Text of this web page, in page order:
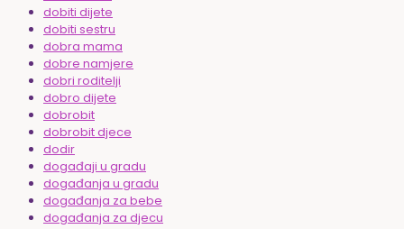
dobiti dijete
dobiti sestru
dobra mama
dobre namjere
dobri roditelji
dobro dijete
dobrobit
dobrobit djece
dodir
događaji u gradu
događanja u gradu
događanja za bebe
događanja za djecu